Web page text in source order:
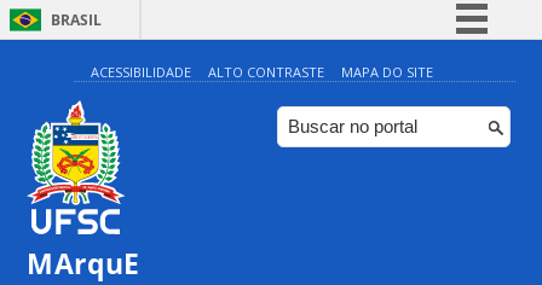
BRASIL
Simplifique!
Comunica BR
Participe
ACESSIBILIDADE ALTO CONTRASTE MAPA DO SITE
MArquE